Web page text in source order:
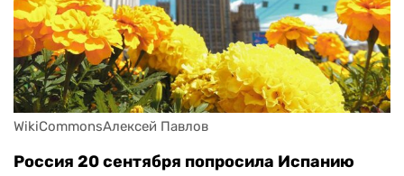
WikiCommonsАлексей Павлов
Россия 20 сентября попросила Испанию